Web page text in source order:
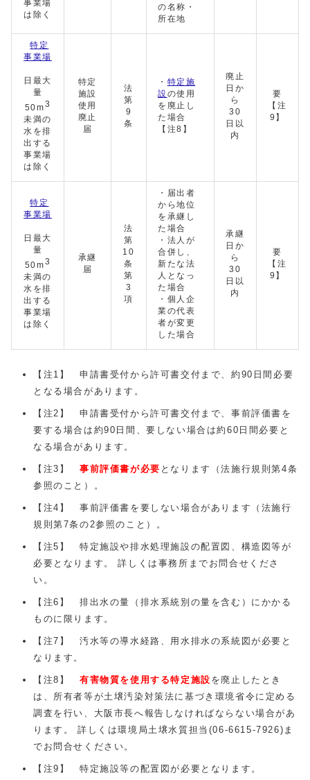
事業場
は除く
の名称・
所在地
特定
事業場
日最大
量
50m3
未満の
水を排
出する
事業場
は除く
特定
施設
使用
廃止
届
法
第
9
条
・ 特定施
設の使用
を廃止し
た場合
【注8】
廃止
日か
ら
30
日以
内
要
【注
9】
特定
事業場
日最大
量
50m3
未満の
水を排
出する
事業場
は除く
承継
届
法
第
10
条
第
3
項
・届出者
から地位
を承継し
た場合
・法人が
合併し、
新たな法
人となっ
た場合
・個人企
業の代表
者が変更
した場合
承継
日か
ら
30
日以
内
要
【注
9】
【注1】 申請書受付から許可書交付まで、約90日間必要
となる場合があります。
【注2】 申請書受付から許可書交付まで、事前評価書を
要する場合は約90日間、要しない場合は約60日間必要と
なる場合があります。
【注3】 事前評価書が必要 となります（法施行規則第4条
参照のこと）。
【注4】 事前評価書を要しない場合があります（法施行
規則第7条の2参照のこと）。
【注5】 特定施設や排水処理施設の配置図、構造図等が
必要となります。 詳しくは事務所までお問合せくださ
い。
【注6】 排出水の量（排水系統別の量を含む）にかかる
ものに限ります。
【注7】 汚水等の導水経路、用水排水の系統図が必要と
なります。
【注8】 有害物質を使用する特定施設 を廃止したとき
は、所有者等が土壌汚染対策法に基づき環境省令に定める
調査を行い、大阪市長へ報告しなければならない場合があ
ります。 詳しくは環境局土壌水質担当(06-6615-7926)ま
でお問合せください。
【注9】 特定施設等の配置図が必要となります。